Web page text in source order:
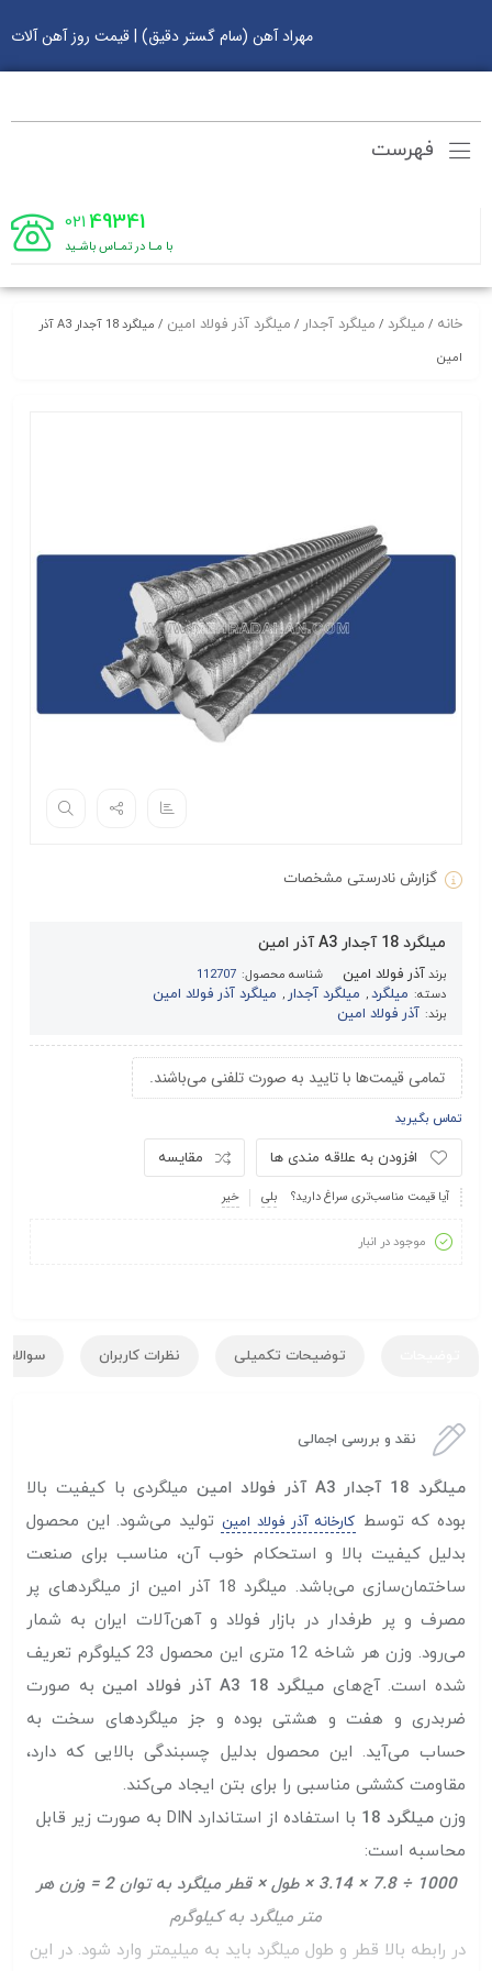
مهراد آهن (سام گستر دقیق) | قیمت روز آهن آلات
فهرست
49341
021
با مـا در تمـاس باشـید
خانه / میلگرد / میلگرد آجدار / میلگرد آذر فولاد امین
/ میلگرد 18 آجدار A3 آذر
امین
گزارش نادرستی مشخصات
میلگرد 18 آجدار A3 آذر امین
برندآذر فولاد امین شناسه محصول: 112707
دسته: میلگرد, میلگرد آجدار , میلگرد آذر فولاد امین
برند: آذر فولاد امین
تمامی قیمت‌ها با تایید به صورت تلفنی می‌باشند.
تماس بگیرید
مقایسه افزودن به علاقه مندی ها
آیا قیمت مناسب‌تری سراغ دارید؟ بلی خیر
موجود در انبار
توضیحات تکمیلی نظرات کاربران سوالات
نقد و بررسی اجمالی
میلگرد 18 آجدار A3 آذر فولاد امین
میلگردی با کیفیت بالا
بوده که توسط کارخانه آذر فولاد امین تولید می‌شود. این محصول
بدلیل کیفیت بالا و استحکام خوب آن، مناسب برای صنعت
ساختمان‌سازی می‌باشد. میلگرد 18 آذر امین از میلگرد‌های پر
مصرف و پر طرفدار در بازار فولاد و آهن‌آلات ایران به شمار
می‌رود. وزن هر شاخه 12 متری این محصول 23 کیلوگرم تعریف
شده است. آج‌های میلگرد 18 A3 آذر فولاد امین
به صورت
ضربدری و هفت و هشتی بوده و جز میلگرد‌های سخت به
حساب می‌آید. این محصول بدلیل چسبندگی بالایی که دارد،
مقاومت کششی مناسبی را برای بتن ایجاد می‌کند.
وزن میلگرد 18
با استفاده از استاندارد DIN به صورت زیر قابل
محاسبه است:
1000 ÷ 7.8 × 3.14 × طول × قطر میلگرد به توان 2 = وزن هر
متر میلگرد به کیلوگرم
در رابطه بالا قطر و طول میلگرد باید به میلیمتر وارد شود. در این